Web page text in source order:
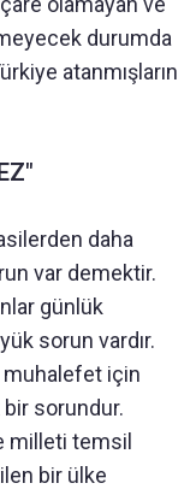
durumda
atanmışların
daha
var demektir.
günlük
sorun vardır.
muhalefet için
sorundur.
milleti temsil
bir ülke